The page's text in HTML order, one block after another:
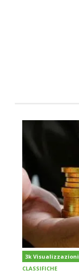
3k Visualizzazioni
CLASSIFICHE